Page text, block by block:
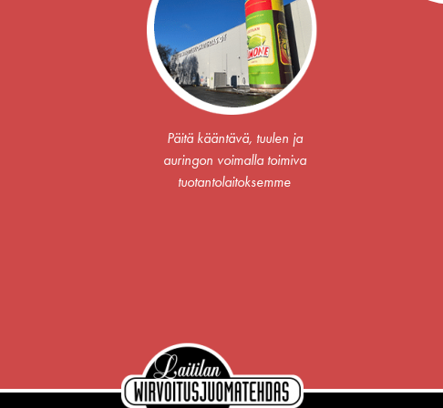
Päitä kääntävä, tuulen ja
auringon voimalla toimiva
tuotantolaitoksemme